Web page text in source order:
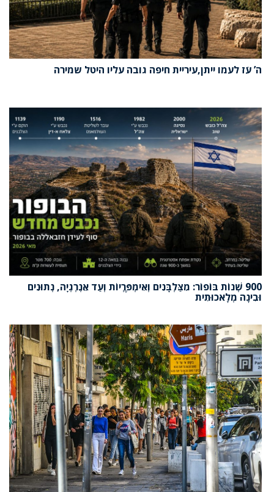
ה’ עֹז לעמו ייתן,עיריית חיפה גובה עליו היטל שמירה
900 שְׁנוֹת בּוֹפוֹר: מִצַּלְבָּנִים וְאִימְפֶּרְיוֹת וְעַד אֵנֶרְגְיָה, נְתוּנִים
וּבִינָה מְלָאכוּתִית